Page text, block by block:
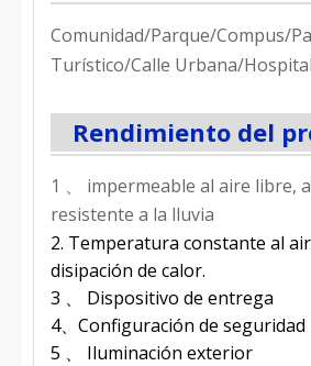
Comunidad/Parque/Compus/
Turístico/Calle Urbana/Hospital
Rendimiento del
1 、 impermeable al aire libre,
resistente a la lluvia
2. Temperatura constante al
disipación de calor.
3 、 Dispositivo de entrega
4、Configuración de seguridad
5 、 Iluminación exterior